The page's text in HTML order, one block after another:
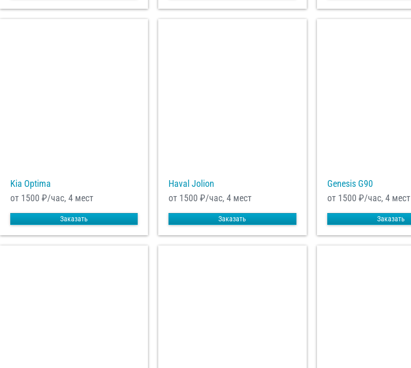
Kia Optima
от 1500 ₽/час, 4 мест
Заказать
Haval Jolion
от 1500 ₽/час, 4 мест
Заказать
Genesis G90
от 1500 ₽/час, 4 мест
Заказать